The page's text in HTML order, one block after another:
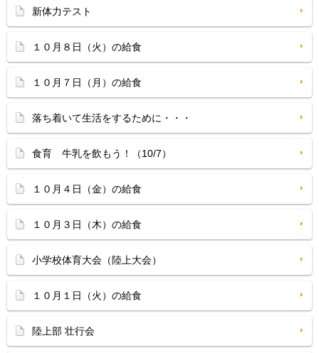
新体力テスト
１０月８日（火）の給食
１０月７日（月）の給食
落ち着いて生活をするために・・・
食育 牛乳を飲もう！（10/7）
１０月４日（金）の給食
１０月３日（木）の給食
小学校体育大会（陸上大会）
１０月１日（火）の給食
陸上部 壮行会